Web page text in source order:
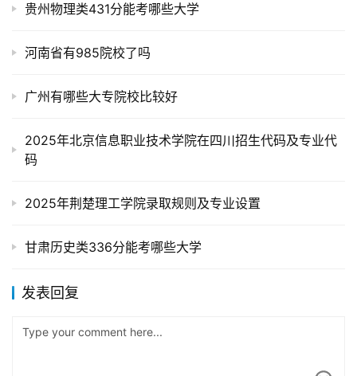
贵州物理类431分能考哪些大学
河南省有985院校了吗
广州有哪些大专院校比较好
2025年北京信息职业技术学院在四川招生代码及专业代
码
2025年荆楚理工学院录取规则及专业设置
甘肃历史类336分能考哪些大学
发表回复